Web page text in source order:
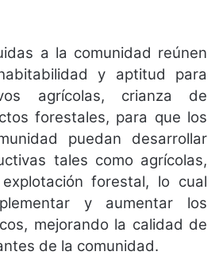
a la comunidad reúnen
y aptitud para
agrícolas, crianza de
forestales, para que los
puedan desarrollar
tales como agrícolas,
forestal, lo cual
y aumentar los
mejorando la calidad de
de la comunidad.